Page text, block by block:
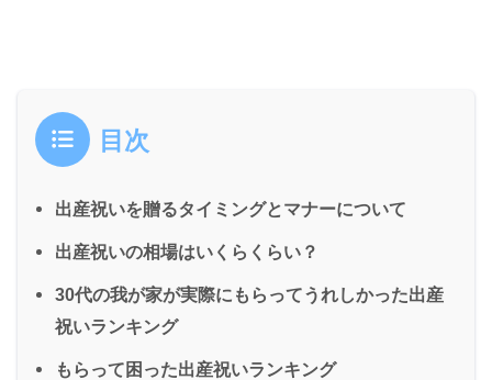
目次
出産祝いを贈るタイミングとマナーについて
出産祝いの相場はいくらくらい？
30代の我が家が実際にもらってうれしかった出産
祝いランキング
もらって困った出産祝いランキング